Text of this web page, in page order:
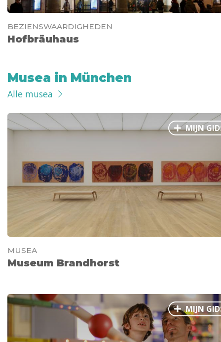
BEZIENSWAARDIGHEDEN
Hofbräuhaus
Musea in München
Alle musea
MIJN
MUSEA
Museum Brandhorst
MIJN